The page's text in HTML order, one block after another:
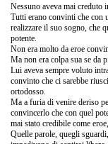
Nessuno aveva mai creduto
Tutti erano convinti che con
realizzare il suo sogno, che
potente.
Non era molto da eroe
Ma non era colpa sua se da
Lui aveva sempre voluto
convinto che ci sarebbe
ortodosso.
Ma a furia di venire deriso
convincerlo che con quel
mai stato credibile come
Quelle parole, quegli